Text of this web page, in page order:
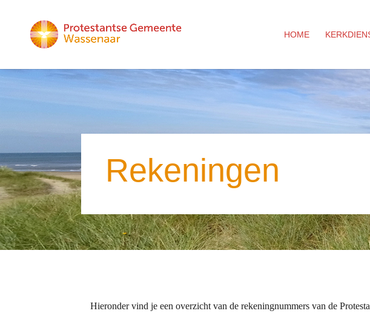
HOME
Rekeningen
Hieronder vind je een overzicht van de rekeningnummers van de